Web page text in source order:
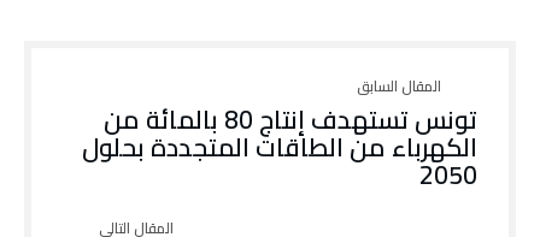
تونس تستهدف إنتاج 80 بالمائة من
الكهرباء من الطاقات المتجددة بحلول
2050